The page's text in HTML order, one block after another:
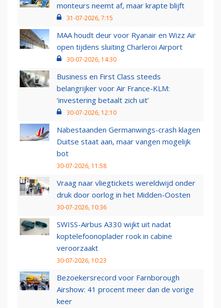
monteurs neemt af, maar krapte blijft
31-07-2026, 7:15
MAA houdt deur voor Ryanair en Wizz Air
open tijdens sluiting Charleroi Airport
30-07-2026, 14:30
Business en First Class steeds
belangrijker voor Air France-KLM:
‘investering betaalt zich uit’
30-07-2026, 12:10
Nabestaanden Germanwings-crash klagen
Duitse staat aan, maar vangen mogelijk
bot
30-07-2026, 11:58
Vraag naar vliegtickets wereldwijd onder
druk door oorlog in het Midden-Oosten
30-07-2026, 10:36
SWISS-Airbus A330 wijkt uit nadat
koptelefoonoplader rook in cabine
veroorzaakt
30-07-2026, 10:23
Bezoekersrecord voor Farnborough
Airshow: 41 procent meer dan de vorige
keer